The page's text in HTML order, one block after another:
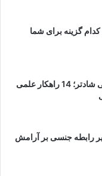
کدام گزینه برای شما
سکس جذاب برای زندگی شادتر؛ 14 راهکار علمی
رابطه جنسی بر آرامش